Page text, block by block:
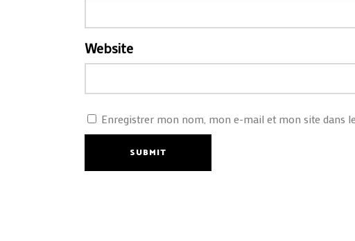
Website
Enregistrer mon nom, mon e-mail et mon site dans
SUBMIT